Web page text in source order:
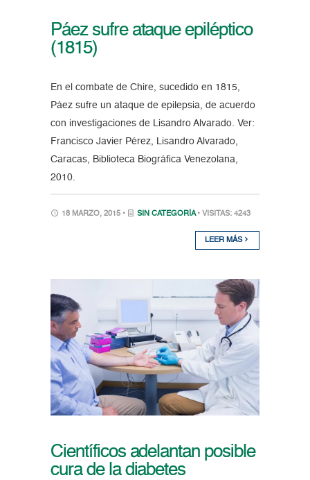
Páez sufre ataque epiléptico
(1815)
En el combate de Chire, sucedido en 1815,
Páez sufre un ataque de epilepsia, de acuerdo
con investigaciones de Lisandro Alvarado. Ver:
Francisco Javier Pérez, Lisandro Alvarado,
Caracas, Biblioteca Biográfica Venezolana,
2010.
18 MARZO, 2015 • SIN CATEGORÍA • VISITAS: 4243
LEER MÁS
Científicos adelantan posible
cura de la diabetes